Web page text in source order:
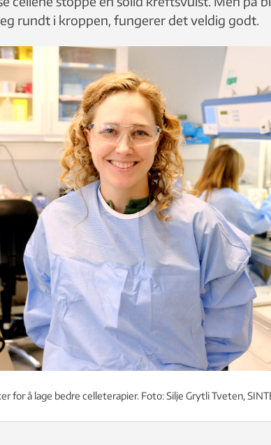
rundt i kroppen, fungerer det veldig godt.
for å lage bedre celleterapier. Foto: Silje Grytli Tveten,